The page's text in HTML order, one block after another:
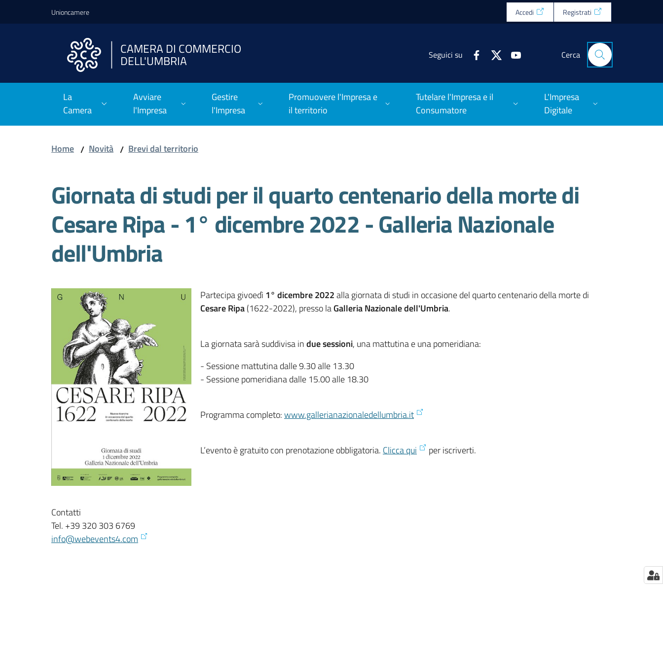
Vai al contenuto
Vai alla navigazione
Unioncamere Accedi Registrati
CAMERA DI COMMERCIO
DELL'UMBRIA Seguici su Cerca
La
Camera
Avviare
l'Impresa
Gestire
l'Impresa
Promuovere l'Impresa e
il territorio
Tutelare l'Impresa e il
Consumatore
L'Impresa
Digitale
Home / Novità / Brevi dal territorio
Giornata di studi per il quarto centenario della morte di
Cesare Ripa - 1° dicembre 2022 - Galleria Nazionale
dell'Umbria
Partecipa givoedì 1° dicembre 2022alla giornata di studi in occasione del quarto centenario della morte di
Cesare Ripa(1622-2022), presso laGalleria Nazionale dell'Umbria.
La giornata sarà suddivisa indue sessioni, una mattutina e una pomeridiana:
- Sessione mattutina dalle 9.30 alle 13.30
- Sessione pomeridiana dalle 15.00 alle 18.30
Programma completo:www.gallerianazionaledellumbria.it
L’evento è gratuito con prenotazione obbligatoria. Clicca qui per iscriverti.
Contatti
Tel. +39 320 303 6769
info@webevents4.com